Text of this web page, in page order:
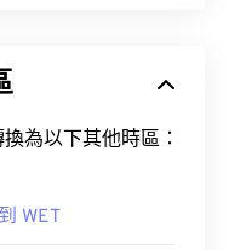
為以下其他時區：
WET